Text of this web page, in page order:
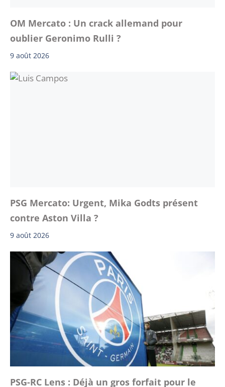
OM Mercato : Un crack allemand pour
oublier Geronimo Rulli ?
9 août 2026
PSG Mercato: Urgent, Mika Godts présent
contre Aston Villa ?
9 août 2026
PSG-RC Lens : Déjà un gros forfait pour le